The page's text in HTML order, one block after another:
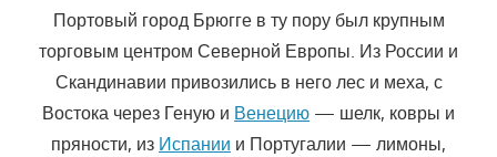
Портовый город Брюгге в ту пору был крупным
торговым центром Северной Европы. Из России и
Скандинавии привозились в него лес и меха, с
Востока через Геную и Венецию — шелк, ковры и
пряности, из Испании и Португалии — лимоны,